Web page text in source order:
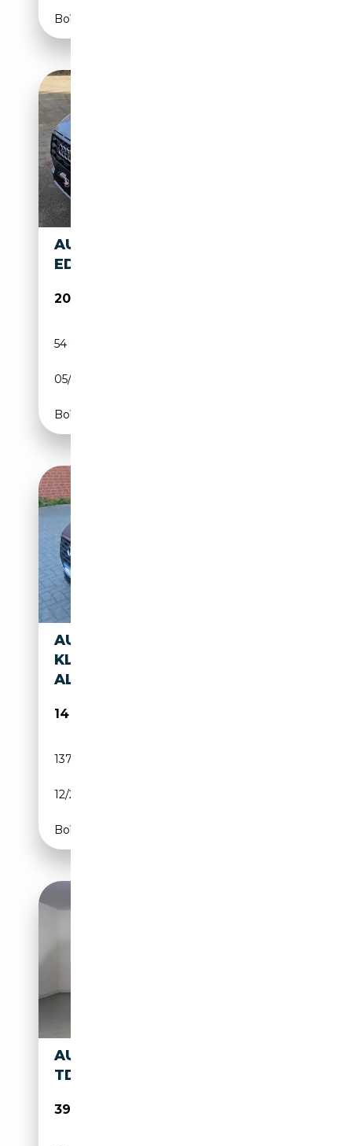
Boîte automatique
AUDI Q2 30 1.0 TFSI S LINE
EDITION 110CV
20 900€
54 000 km
05/2021
Boîte manuelle
AUDI Q2 DESIGN 1,4BASIS
KLIMAAUTOMATIK TEMP. PDC
ALU
14 980€
137 900 km
12/2017
Boîte automatique
AUDI Q2 IDENTITY BLACK 35
TDI S TRONIC
39 900€